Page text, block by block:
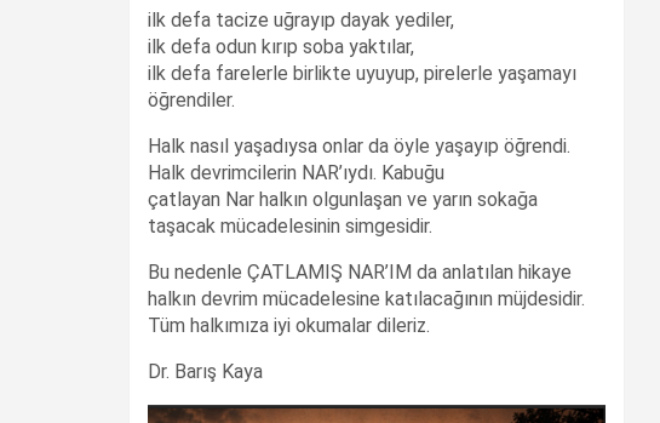
ilk defa tacize uğrayıp dayak yediler,
ilk defa odun kırıp soba yaktılar,
ilk defa farelerle birlikte uyuyup, pirelerle yaşamayı
öğrendiler.
Halk nasıl yaşadıysa onlar da öyle yaşayıp öğrendi.
Halk devrimcilerin NAR’ıydı. Kabuğu
çatlayan Nar halkın olgunlaşan ve yarın sokağa
taşacak mücadelesinin simgesidir.
Bu nedenle ÇATLAMIŞ NAR’IM da anlatılan hikaye
halkın devrim mücadelesine katılacağının müjdesidir.
Tüm halkımıza iyi okumalar dileriz.
Dr. Barış Kaya